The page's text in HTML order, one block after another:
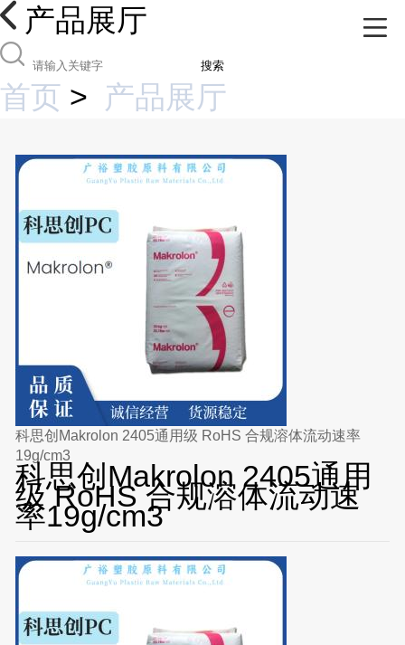
产品展厅
搜索
首页 > 产品展厅
科思创Makrolon 2405通用级 RoHS 合规溶体流动速率
19g/cm3
科思创Makrolon 2405通用
级 RoHS 合规溶体流动速
率19g/cm3